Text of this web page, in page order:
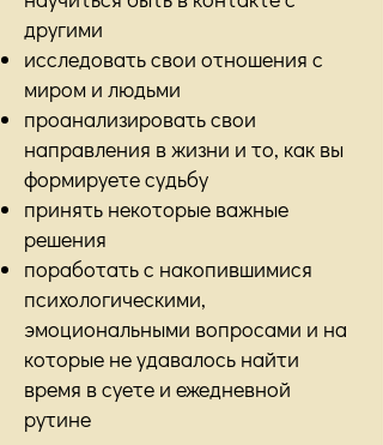
другими
исследовать свои отношения с
миром и людьми
проанализировать свои
направления в жизни и то, как вы
формируете судьбу
принять некоторые важные
решения
поработать с накопившимися
психологическими,
эмоциональными вопросами и на
которые не удавалось найти
время в суете и ежедневной
рутине